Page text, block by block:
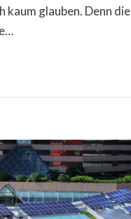
kaum glauben. Denn die